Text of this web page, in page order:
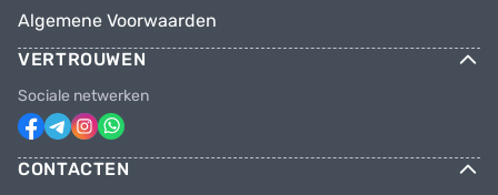
Algemene Voorwaarden
VERTROUWEN
Sociale netwerken
CONTACTEN